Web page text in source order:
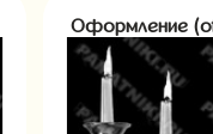
Оформление